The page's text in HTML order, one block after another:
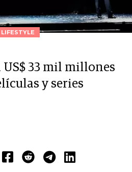
LIFESTYLE
33 mil millones
y series